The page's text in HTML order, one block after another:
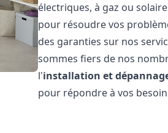
électriques, à gaz ou
pour résoudre vos
des garanties sur nos
sommes fiers de nos
l'installation et
pour répondre à vos